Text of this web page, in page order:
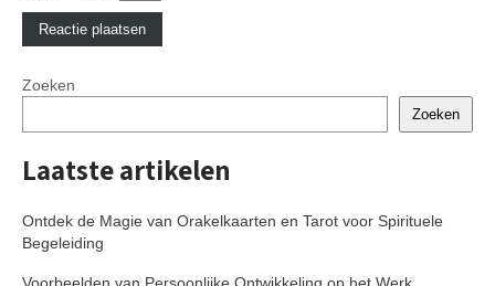
Zoeken
Zoeken
Laatste artikelen
Ontdek de Magie van Orakelkaarten en Tarot voor Spirituele
Begeleiding
Voorbeelden van Persoonlijke Ontwikkeling op het Werk